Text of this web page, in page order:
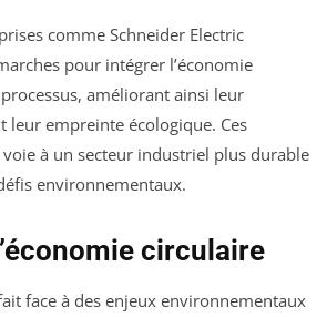
comme Schneider Electric
pour intégrer l’économie
améliorant ainsi leur
leur empreinte écologique. Ces
à un secteur industriel plus durable
environnementaux.
circulaire
face à des enjeux environnementaux